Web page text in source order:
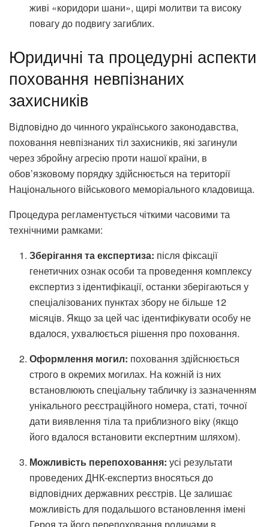
живі «коридори шани», щирі молитви та високу
повагу до подвигу загиблих.
Юридичні та процедурні аспекти
поховання невпізнаних
захисників
Відповідно до чинного українського законодавства,
поховання невпізнаних тіл захисників, які загинули
через збройну агресію проти нашої країни, в
обов’язковому порядку здійснюється на території
Національного військового меморіального кладовища.
Процедура регламентується чіткими часовими та
технічними рамками:
Зберігання та експертиза: після фіксації
генетичних ознак особи та проведення комплексу
експертиз з ідентифікації, останки зберігаються у
спеціалізованих пунктах збору не більше 12
місяців. Якщо за цей час ідентифікувати особу не
вдалося, ухвалюється рішення про поховання.
Оформлення могил: поховання здійснюється
строго в окремих могилах. На кожній із них
встановлюють спеціальну табличку із зазначенням
унікального реєстраційного номера, статі, точної
дати виявлення тіла та приблизного віку (якщо
його вдалося встановити експертним шляхом).
Можливість перепоховання: усі результати
проведених ДНК-експертиз вносяться до
відповідних державних реєстрів. Це залишає
можливість для подальшого встановлення імені
Героя та його перепоховання родичами в